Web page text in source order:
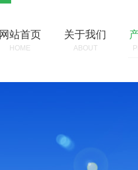
网站首页
HOME
关于我们
ABOUT